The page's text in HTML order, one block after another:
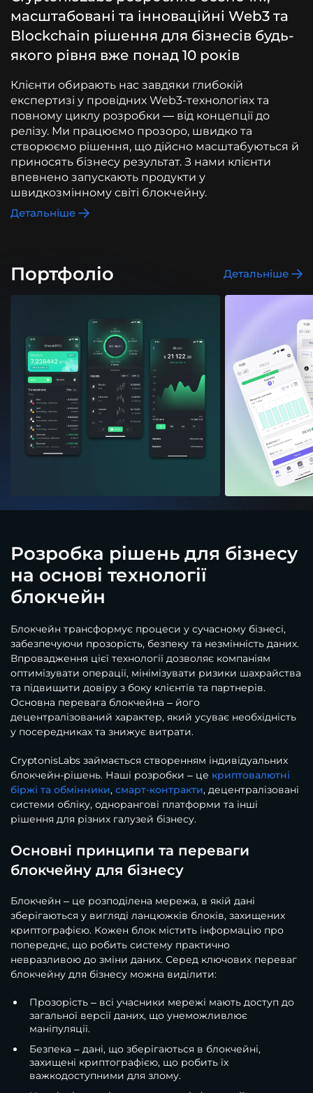
масштабовані та інноваційні Web3 та
Blockchain рішення для бізнесів будь-
якого рівня вже понад 10 років
Клієнти обирають нас завдяки глибокій
експертизі у провідних Web3-технологіях та
повному циклу розробки — від концепції до
релізу. Ми працюємо прозоро, швидко та
створюємо рішення, що дійсно масштабуються й
приносять бізнесу результат. З нами клієнти
впевнено запускають продукти у
швидкозмінному світі блокчейну.
Детальніше
Портфоліо Детальніше
Розробка рішень для бізнесу
на основі технології
блокчейн
Блокчейн трансформує процеси у сучасному бізнесі,
забезпечуючи прозорість, безпеку та незмінність даних.
Впровадження цієї технології дозволяє компаніям
оптимізувати операції, мінімізувати ризики шахрайства
та підвищити довіру з боку клієнтів та партнерів.
Основна перевага блокчейна – його
децентралізований характер, який усуває необхідність
у посередниках та знижує витрати.
CryptonisLabs займається створенням індивідуальних
блокчейн-рішень. Наші розробки – це криптовалютні
біржі та обмінники, смарт-контракти, децентралізовані
системи обліку, однорангові платформи та інші
рішення для різних галузей бізнесу.
Основні принципи та переваги
блокчейну для бізнесу
Блокчейн – це розподілена мережа, в якій дані
зберігаються у вигляді ланцюжків блоків, захищених
криптографією. Кожен блок містить інформацію про
попереднє, що робить систему практично
невразливою до зміни даних. Серед ключових переваг
блокчейну для бізнесу можна виділити:
Прозорість – всі учасники мережі мають доступ до
загальної версії даних, що унеможливлює
маніпуляції.
Безпека – дані, що зберігаються в блокчейні,
захищені криптографією, що робить їх
важкодоступними для злому.